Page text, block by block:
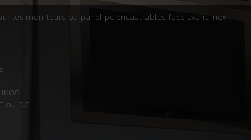
les moniteurs ou panel pc encastrables face avant inox :
ou DC